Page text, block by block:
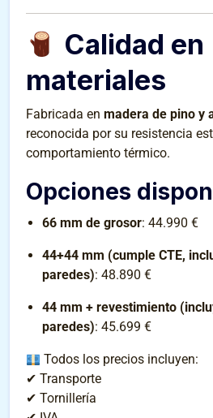
Calidad en
materiales
Fabricada en madera de pino y
reconocida por su resistencia
comportamiento térmico.
Opciones
66 mm de grosor: 44.990 €
44+44 mm (cumple CTE,
paredes): 48.890 €
44 mm + revestimiento
paredes): 45.699 €
Todos los precios incluyen:
✔ Transporte
✔ Tornillería